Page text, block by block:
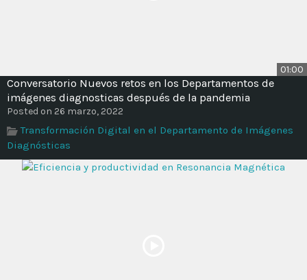
01:00
Conversatorio Nuevos retos en los Departamentos de
imágenes diagnosticas después de la pandemia
Posted on 26 marzo, 2022
Transformación Digital en el Departamento de Imágenes
Diagnósticas